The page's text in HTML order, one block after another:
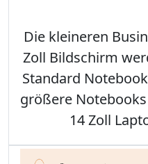
Die kleineren
Zoll Bildschirm
Standard
größere
14 Zoll